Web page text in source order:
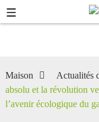
Maison Actualités
absolu et la révolution
l’avenir écologique du